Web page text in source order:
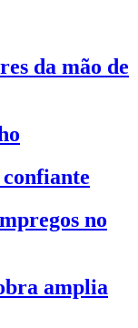
da mão de
no
amplia